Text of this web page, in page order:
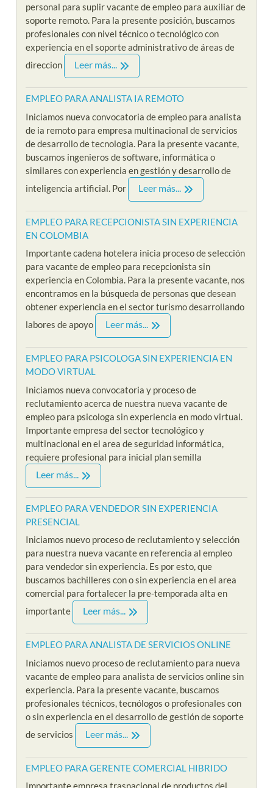
personal para suplir vacante de empleo para auxiliar de
soporte remoto. Para la presente posición, buscamos
profesionales con nivel técnico o tecnológico con
experiencia en el soporte administrativo de áreas de
direccion
Leer más...
EMPLEO PARA ANALISTA IA REMOTO
Iniciamos nueva convocatoria de empleo para analista
de ia remoto para empresa multinacional de servicios
de desarrollo de tecnologia. Para la presente vacante,
buscamos ingenieros de software, informática o
similares con experiencia en gestión y desarrollo de
inteligencia artificial. Por
Leer más...
EMPLEO PARA RECEPCIONISTA SIN EXPERIENCIA
EN COLOMBIA
Importante cadena hotelera inicia proceso de selección
para vacante de empleo para recepcionista sin
experiencia en Colombia. Para la presente vacante, nos
encontramos en la búsqueda de personas que desean
obtener experiencia en el sector turismo desarrollando
labores de apoyo
Leer más...
EMPLEO PARA PSICOLOGA SIN EXPERIENCIA EN
MODO VIRTUAL
Iniciamos nueva convocatoria y proceso de
reclutamiento acerca de nuestra nueva vacante de
empleo para psicologa sin experiencia en modo virtual.
Importante empresa del sector tecnológico y
multinacional en el area de seguridad informática,
requiere profesional para inicial plan semilla
Leer más...
EMPLEO PARA VENDEDOR SIN EXPERIENCIA
PRESENCIAL
Iniciamos nuevo proceso de reclutamiento y selección
para nuestra nueva vacante en referencia al empleo
para vendedor sin experiencia. Es por esto, que
buscamos bachilleres con o sin experiencia en el area
comercial para fortalecer la pre-temporada alta en
importante
Leer más...
EMPLEO PARA ANALISTA DE SERVICIOS ONLINE
Iniciamos nuevo proceso de reclutamiento para nueva
vacante de empleo para analista de servicios online sin
experiencia. Para la presente vacante, buscamos
profesionales técnicos, tecnólogos o profesionales con
o sin experiencia en el desarrollo de gestión de soporte
de servicios
Leer más...
EMPLEO PARA GERENTE COMERCIAL HIBRIDO
Importante empresa trasnacional de productos del